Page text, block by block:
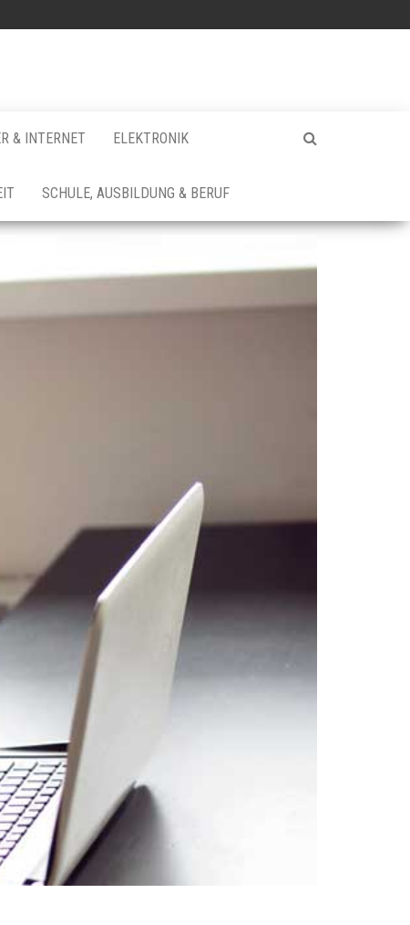
& INTERNET ELEKTRONIK
SCHULE, AUSBILDUNG & BERUF